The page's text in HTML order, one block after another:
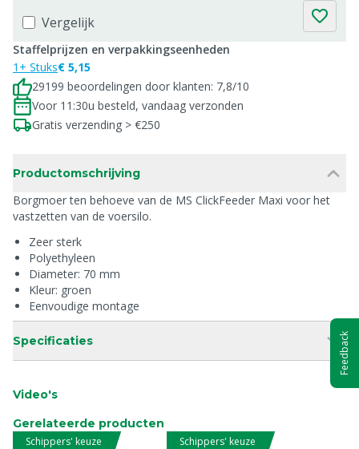
Vergelijk
Staffelprijzen en verpakkingseenheden
1+ Stuks€ 5,15
29199 beoordelingen door klanten: 7,8/10
Voor 11:30u besteld, vandaag verzonden
Gratis verzending > €250
Productomschrijving
Borgmoer ten behoeve van de MS ClickFeeder Maxi voor het
vastzetten van de voersilo.
Zeer sterk
Polyethyleen
Diameter: 70 mm
Kleur: groen
Eenvoudige montage
Specificaties
Video's
Gerelateerde producten
Schippers' keuze Schippers' keuze
Feedback